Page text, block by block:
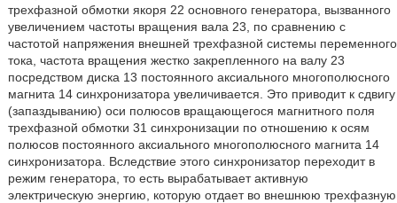
трехфазной обмотки якоря 22 основного генератора, вызванного
увеличением частоты вращения вала 23, по сравнению с
частотой напряжения внешней трехфазной системы переменного
тока, частота вращения жестко закрепленного на валу 23
посредством диска 13 постоянного аксиального многополюсного
магнита 14 синхронизатора увеличивается. Это приводит к сдвигу
(запаздыванию) оси полюсов вращающегося магнитного поля
трехфазной обмотки 31 синхронизации по отношению к осям
полюсов постоянного аксиального многополюсного магнита 14
синхронизатора. Вследствие этого синхронизатор переходит в
режим генератора, то есть вырабатывает активную
электрическую энергию, которую отдает во внешнюю трехфазную